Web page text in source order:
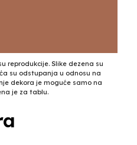
reprodukcije. Slike dezena su
su odstupanja u odnosu na
dekora je moguće samo na
je za tablu.